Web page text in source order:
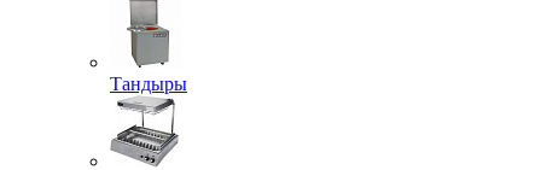
Тандыры